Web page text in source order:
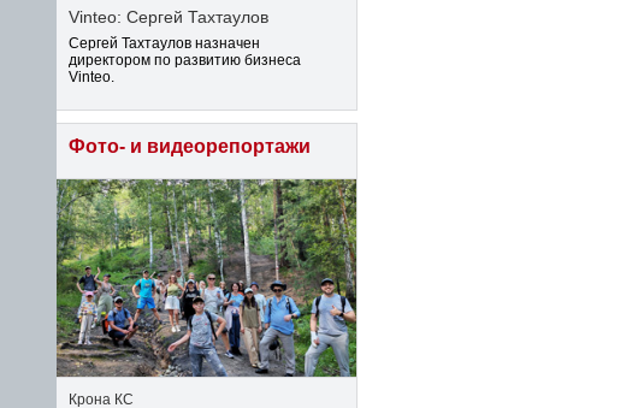
Vinteo: Сергей Тахтаулов
Сергей Тахтаулов назначен
директором по развитию бизнеса
Vinteo.
Фото- и видеорепортажи
Крона КС